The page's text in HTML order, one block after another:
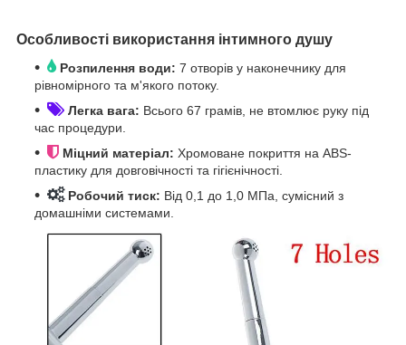
Особливості використання інтимного душу
Розпилення води: 7 отворів у наконечнику для
рівномірного та м'якого потоку.
Легка вага: Всього 67 грамів, не втомлює руку під
час процедури.
Міцний матеріал: Хромоване покриття на ABS-
пластику для довговічності та гігієнічності.
Робочий тиск: Від 0,1 до 1,0 МПа, сумісний з
домашніми системами.